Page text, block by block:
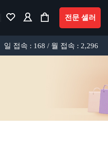
전문 셀러
일 접속 : 168 / 월 접속 : 2,296